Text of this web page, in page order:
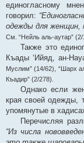
единогласному
говорил:
одежды для женщин,
См. “Нейль аль-аутар” (2/
Также это
Къады ‘Ийяд, ан-
Муслим” (14/62), “Шарх
Къадир” (2/278).
Однако если
края своей одежды,
упомянутые в
Перечисляя
“Из числа